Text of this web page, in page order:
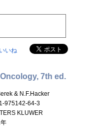
いいね
7th ed.
& N.F.Hacker
975142-64-3
KLUWER